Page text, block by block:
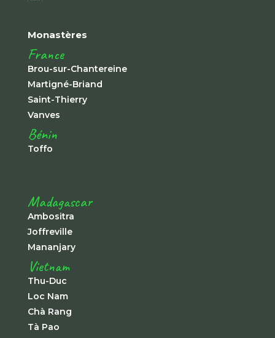
Monastères
France
Brou-sur-Chantereine
Martigné-Briand
Saint-Thierry
Vanves
Bénin
Toffo
Madagascar
Ambositra
Joffreville
Mananjary
Vietnam
Thu-Duc
Loc Nam
Chà Rang
Tà Pao